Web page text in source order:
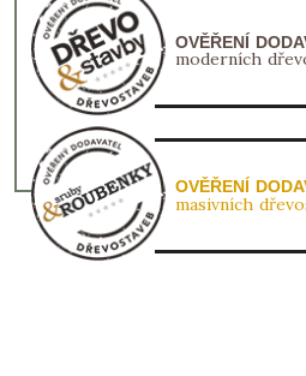
OVĚŘENÍ
moderních
OVĚŘENÍ
masivních